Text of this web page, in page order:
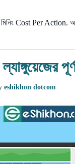
Cost Per Action.
eshikhon dotcom